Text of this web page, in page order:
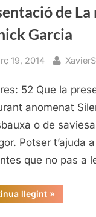
de
Garcia
19, 2014 By
52 Que la
anomenat
o de
Potser t’ajuda
que no pas a
llegint“Presentació
de
»